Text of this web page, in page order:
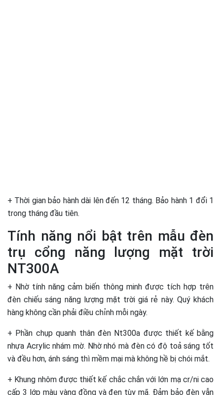
+ Thời gian bảo hành dài lên đến 12 tháng. Bảo hành 1 đổi 1
trong tháng đầu tiên.
Tính năng nổi bật trên mẫu đèn
trụ cổng năng lượng mặt trời
NT300A
+ Nhờ tính năng cảm biến thông minh được tích hợp trên
đèn chiếu sáng năng lượng mặt trời giá rẻ này. Quý khách
hàng không cần phải điều chỉnh mỗi ngày.
+ Phần chụp quanh thân đèn Nt300a được thiết kế bằng
nhựa Acrylic nhám mờ. Nhờ nhó mà đèn có độ toả sáng tốt
và đều hơn, ánh sáng thì mềm mại mà không hề bị chói mắt.
+ Khung nhôm được thiết kế chắc chắn với lớn mạ cr/ni cao
cấp 3 lớp màu vàng đồng và đen tùy mã. Đảm bảo đèn vẫn